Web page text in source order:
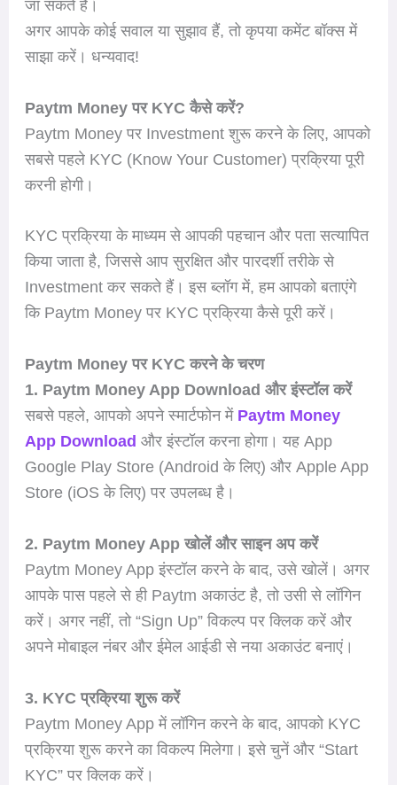
जा सकते हैं।
अगर आपके कोई सवाल या सुझाव हैं, तो कृपया कमेंट बॉक्स में
साझा करें। धन्यवाद!
Paytm Money पर KYC कैसे करें?
Paytm Money पर Investment शुरू करने के लिए, आपको
सबसे पहले KYC (Know Your Customer) प्रक्रिया पूरी
करनी होगी।
KYC प्रक्रिया के माध्यम से आपकी पहचान और पता सत्यापित
किया जाता है, जिससे आप सुरक्षित और पारदर्शी तरीके से
Investment कर सकते हैं। इस ब्लॉग में, हम आपको बताएंगे
कि Paytm Money पर KYC प्रक्रिया कैसे पूरी करें।
Paytm Money पर KYC करने के चरण
1. Paytm Money App Download और इंस्टॉल करें
सबसे पहले, आपको अपने स्मार्टफोन में Paytm Money
App Download और इंस्टॉल करना होगा। यह App
Google Play Store (Android के लिए) और Apple App
Store (iOS के लिए) पर उपलब्ध है।
2. Paytm Money App खोलें और साइन अप करें
Paytm Money App इंस्टॉल करने के बाद, उसे खोलें। अगर
आपके पास पहले से ही Paytm अकाउंट है, तो उसी से लॉगिन
करें। अगर नहीं, तो “Sign Up” विकल्प पर क्लिक करें और
अपने मोबाइल नंबर और ईमेल आईडी से नया अकाउंट बनाएं।
3. KYC प्रक्रिया शुरू करें
Paytm Money App में लॉगिन करने के बाद, आपको KYC
प्रक्रिया शुरू करने का विकल्प मिलेगा। इसे चुनें और “Start
KYC” पर क्लिक करें।